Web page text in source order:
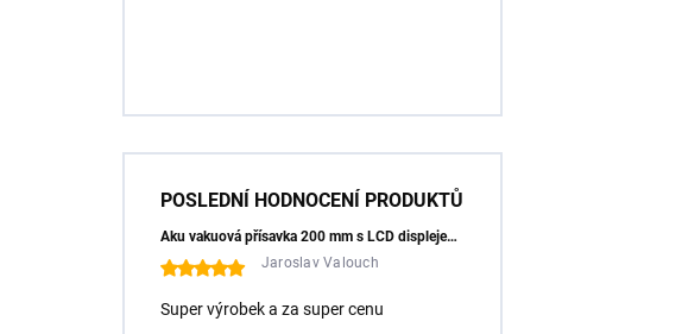
POSLEDNÍ HODNOCENÍ PRODUKTŮ
Aku vakuová přísavka 200 mm s LCD displejem (150 kg) - HÖGERT HT3B355
Jaroslav Valouch
Super výrobek a za super cenu